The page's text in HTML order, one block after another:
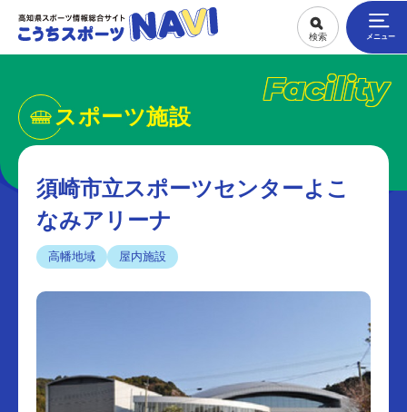
Facility
スポーツ施設
須崎市立スポーツセンターよこ
なみアリーナ
高幡地域 屋内施設